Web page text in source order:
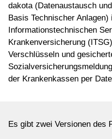
Shop
dakota (Datenaustausch
Basis Technischer
Informationstechnischen
Krankenversicherung
Verschlüsseln und
der Krankenkassen per
Es gibt zwei Versionen des